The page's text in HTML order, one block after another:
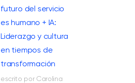
futuro del servicio
es humano + IA:
Liderazgo y cultura
en tiempos de
transformación
escrito por Carolina